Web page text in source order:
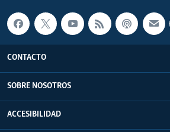
CONTACTO
SOBRE NOSOTROS
ACCESIBILIDAD